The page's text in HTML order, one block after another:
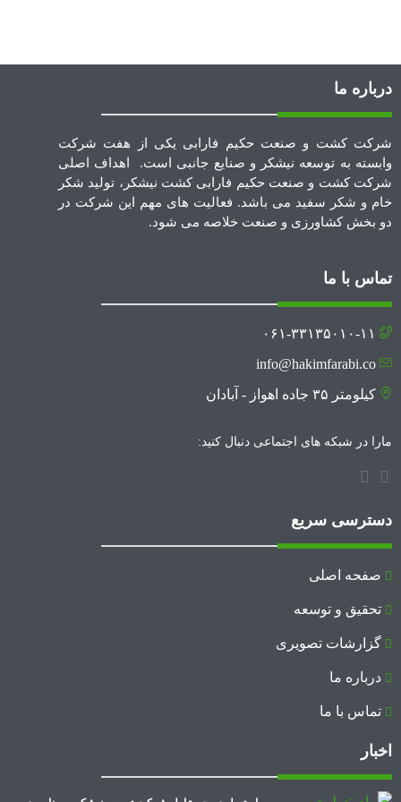
درباره ما
شرکت کشت و صنعت حکیم فارابی یکی از هفت شرکت
وابسته به توسعه نیشکر و صنایع جانبی است. اهداف اصلی
شرکت کشت و صنعت حکیم فارابی کشت نیشکر، تولید شکر
خام و شکر سفید می باشد. فعالیت های مهم این شرکت در
دو بخش کشاورزی و صنعت خلاصه می شود.
تماس با ما
۰۶۱-۳۳۱۳۵۰۱۰-۱۱
info@hakimfarabi.co
کیلومتر ۳۵ جاده اهواز - آبادان
مارا در شبکه های اجتماعی دنبال کنید:
دسترسی سریع
صفحه اصلی
تحقیق و توسعه
گزارشات تصویری
درباره ما
تماس با ما
اخبار